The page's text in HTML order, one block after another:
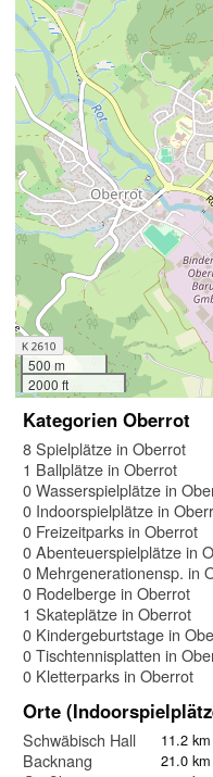
500 m
2000 ft
Kategorien Oberrot
8 Spielplätze in Oberrot
1 Ballplätze in Oberrot
0 Wasserspielplätze in
0 Indoorspielplätze in
0 Freizeitparks in Oberrot
0 Abenteuerspielplätze in
0 Mehrgenerationensp. in
0 Rodelberge in Oberrot
1 Skateplätze in Oberrot
0 Kindergeburtstage in
0 Tischtennisplatten in
0 Kletterparks in Oberrot
Orte
Schwäbisch Hall 11.2 km
Backnang 21.0 km